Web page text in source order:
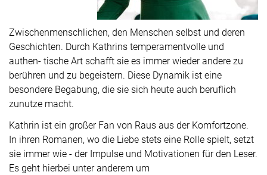
Zwischenmenschlichen, den Menschen selbst und deren
Geschichten. Durch Kathrins temperamentvolle und
authen- tische Art schafft sie es immer wieder andere zu
berühren und zu begeistern. Diese Dynamik ist eine
besondere Begabung, die sie sich heute auch beruflich
zunutze macht.
Kathrin ist ein großer Fan von Raus aus der Komfortzone.
In ihren Romanen, wo die Liebe stets eine Rolle spielt, setzt
sie immer wie - der Impulse und Motivationen für den Leser.
Es geht hierbei unter anderem um